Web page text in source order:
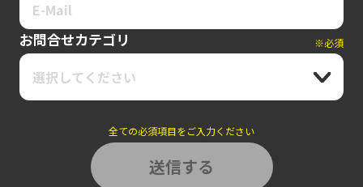
お問合せカテゴリ ※必須
選択してください
全ての必須項目をご入力ください